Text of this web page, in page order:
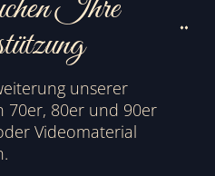
Ihre
unserer
70er, 80er und 90er
Videomaterial